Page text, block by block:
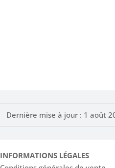
Dernière mise à jour : 1 août
INFORMATIONS LÉGALES